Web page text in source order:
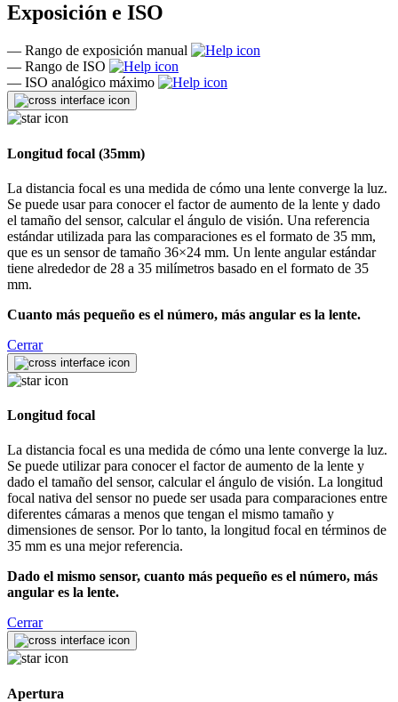
Exposición e ISO
— Rango de exposición manual
— Rango de ISO
— ISO analógico máximo
Longitud focal (35mm)
La distancia focal es una medida de cómo una lente converge la luz.
Se puede usar para conocer el factor de aumento de la lente y dado
el tamaño del sensor, calcular el ángulo de visión. Una referencia
estándar utilizada para las comparaciones es el formato de 35 mm,
que es un sensor de tamaño 36×24 mm. Un lente angular estándar
tiene alrededor de 28 a 35 milímetros basado en el formato de 35
mm.
Cuanto más pequeño es el número, más angular es la lente.
Cerrar
Longitud focal
La distancia focal es una medida de cómo una lente converge la luz.
Se puede utilizar para conocer el factor de aumento de la lente y
dado el tamaño del sensor, calcular el ángulo de visión. La longitud
focal nativa del sensor no puede ser usada para comparaciones entre
diferentes cámaras a menos que tengan el mismo tamaño y
dimensiones de sensor. Por lo tanto, la longitud focal en términos de
35 mm es una mejor referencia.
Dado el mismo sensor, cuanto más pequeño es el número, más
angular es la lente.
Cerrar
Apertura